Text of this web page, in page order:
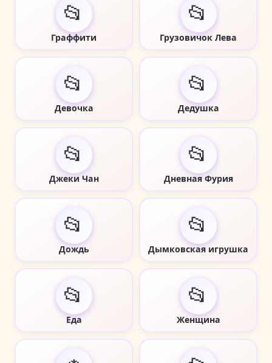
📂
Граффити
📂
Грузовичок Лева
📂
Девочка
📂
Дедушка
📂
Джеки Чан
📂
Дневная Фурия
📂
Дождь
📂
Дымковская игрушка
📂
Еда
📂
Женщина